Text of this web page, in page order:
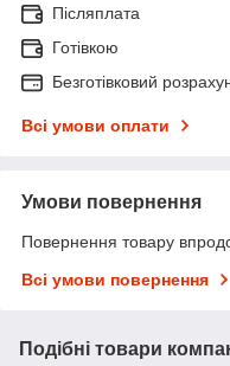
Післяплата
Готівкою
Безготівковий
Всі умови оплати
Умови повернення
Повернення товару
Всі умови повернення
Подібні товари